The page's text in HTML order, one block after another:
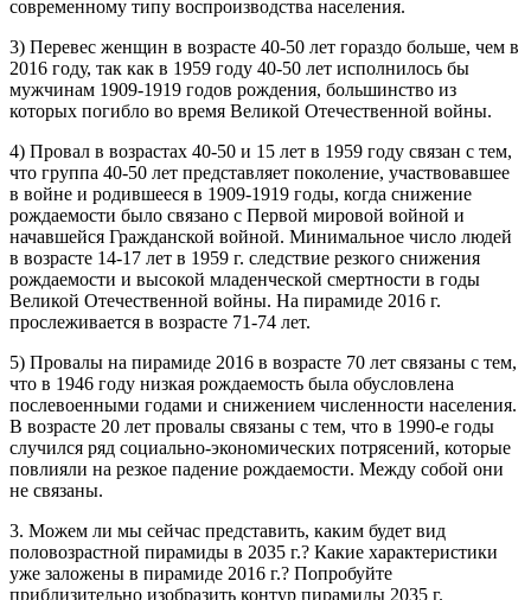
современному типу воспроизводства населения.
3) Перевес женщин в возрасте 40-50 лет гораздо больше, чем в
2016 году, так как в 1959 году 40-50 лет исполнилось бы
мужчинам 1909-1919 годов рождения, большинство из
которых погибло во время Великой Отечественной войны.
4) Провал в возрастах 40-50 и 15 лет в 1959 году связан с тем,
что группа 40-50 лет представляет поколение, участвовавшее
в войне и родившееся в 1909-1919 годы, когда снижение
рождаемости было связано с Первой мировой войной и
начавшейся Гражданской войной. Минимальное число людей
в возрасте 14-17 лет в 1959 г. следствие резкого снижения
рождаемости и высокой младенческой смертности в годы
Великой Отечественной войны. На пирамиде 2016 г.
прослеживается в возрасте 71-74 лет.
5) Провалы на пирамиде 2016 в возрасте 70 лет связаны с тем,
что в 1946 году низкая рождаемость была обусловлена
послевоенными годами и снижением численности населения.
В возрасте 20 лет провалы связаны с тем, что в 1990-е годы
случился ряд социально-экономических потрясений, которые
повлияли на резкое падение рождаемости. Между собой они
не связаны.
3. Можем ли мы сейчас представить, каким будет вид
половозрастной пирамиды в 2035 г.? Какие характеристики
уже заложены в пирамиде 2016 г.? Попробуйте
приблизительно изобразить контур пирамиды 2035 г.